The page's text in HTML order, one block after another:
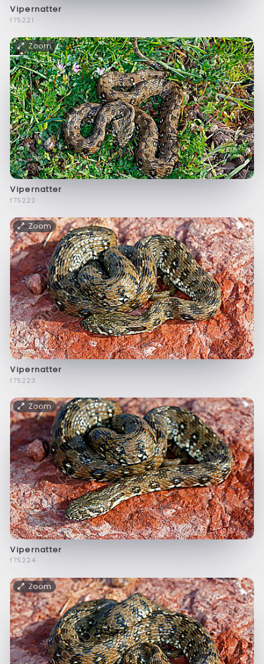
Vipernatter
f75221
Zoom
Vipernatter
f75222
Zoom
Vipernatter
f75223
Zoom
Vipernatter
f75224
Zoom